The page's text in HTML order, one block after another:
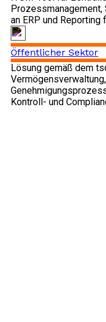
Prozessmanagement,
an ERP und
Öffentlicher Sektor
Lösung gemäß dem
Kontroll- und